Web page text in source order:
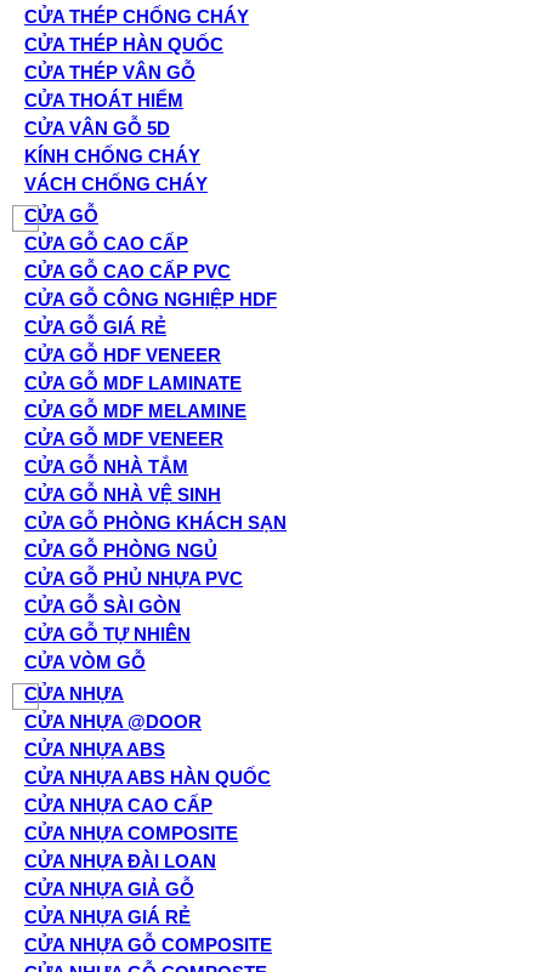
CỬA THÉP CHỐNG CHÁY
CỬA THÉP HÀN QUỐC
CỬA THÉP VÂN GỖ
CỬA THOÁT HIỂM
CỬA VÂN GỖ 5D
KÍNH CHỐNG CHÁY
VÁCH CHỐNG CHÁY
CỬA GỖ
CỬA GỖ CAO CẤP
CỬA GỖ CAO CẤP PVC
CỬA GỖ CÔNG NGHIỆP HDF
CỬA GỖ GIÁ RẺ
CỬA GỖ HDF VENEER
CỬA GỖ MDF LAMINATE
CỬA GỖ MDF MELAMINE
CỬA GỖ MDF VENEER
CỬA GỖ NHÀ TẮM
CỬA GỖ NHÀ VỆ SINH
CỬA GỖ PHÒNG KHÁCH SẠN
CỬA GỖ PHÒNG NGỦ
CỬA GỖ PHỦ NHỰA PVC
CỬA GỖ SÀI GÒN
CỬA GỖ TỰ NHIÊN
CỬA VÒM GỖ
CỬA NHỰA
CỬA NHỰA @DOOR
CỬA NHỰA ABS
CỬA NHỰA ABS HÀN QUỐC
CỬA NHỰA CAO CẤP
CỬA NHỰA COMPOSITE
CỬA NHỰA ĐÀI LOAN
CỬA NHỰA GIẢ GỖ
CỬA NHỰA GIÁ RẺ
CỬA NHỰA GỖ COMPOSITE